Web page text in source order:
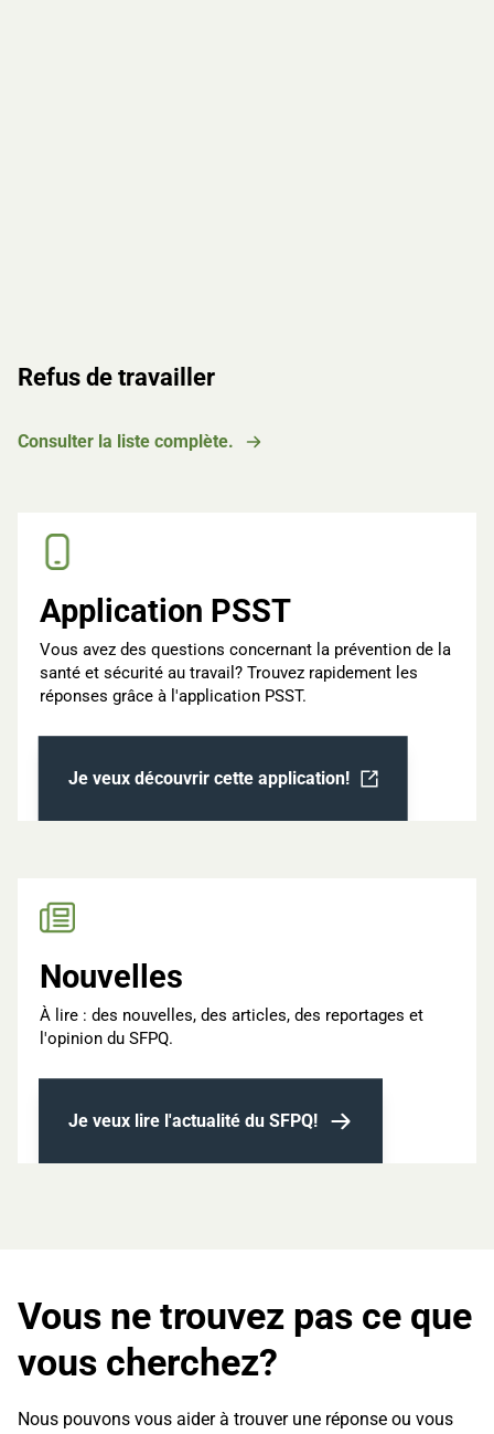
Refus de travailler
Consulter la liste complète.
Application PSST
Vous avez des questions concernant la prévention de la
santé et sécurité au travail? Trouvez rapidement les
réponses grâce à l'application PSST.
Je veux découvrir cette application!
Ouvrir dans un nouvel onglet
Nouvelles
À lire : des nouvelles, des articles, des reportages et
l'opinion du SFPQ.
Je veux lire l'actualité du SFPQ!
Vous ne trouvez pas ce que
vous cherchez?
Nous pouvons vous aider à trouver une réponse ou vous